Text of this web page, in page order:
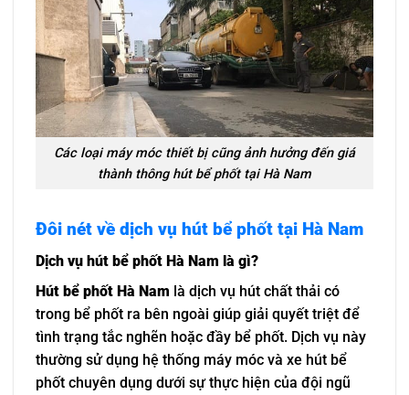
Các loại máy móc thiết bị cũng ảnh hưởng đến giá
thành thông hút bể phốt tại Hà Nam
Đôi nét về dịch vụ hút bể phốt tại Hà Nam
Dịch vụ hút bể phốt Hà Nam là gì?
Hút bể phốt Hà Nam là dịch vụ hút chất thải có
trong bể phốt ra bên ngoài giúp giải quyết triệt để
tình trạng tắc nghẽn hoặc đầy bể phốt. Dịch vụ này
thường sử dụng hệ thống máy móc và xe hút bể
phốt chuyên dụng dưới sự thực hiện của đội ngũ